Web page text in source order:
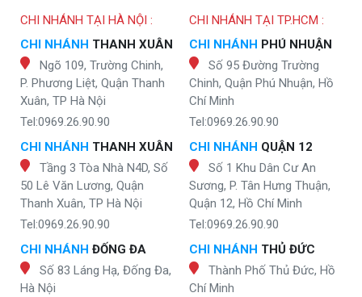
CHI NHÁNH TẠI HÀ NỘI :
CHI NHÁNH THANH XUÂN
Ngõ 109, Trường Chinh,
P. Phương Liệt, Quận Thanh
Xuân, TP Hà Nội
Tel:0969.26.90.90
CHI NHÁNH THANH XUÂN
Tầng 3 Tòa Nhà N4D, Số
50 Lê Văn Lương, Quận
Thanh Xuân, TP Hà Nội
Tel:0969.26.90.90
CHI NHÁNH ĐỐNG ĐA
Số 83 Láng Hạ, Đống Đa,
Hà Nội
CHI NHÁNH TẠI TP.HCM :
CHI NHÁNH PHÚ NHUẬN
Số 95 Đường Trường
Chinh, Quận Phú Nhuận, Hồ
Chí Minh
Tel:0969.26.90.90
CHI NHÁNH QUẬN 12
Số 1 Khu Dân Cư An
Sương, P. Tân Hưng Thuận,
Quận 12, Hồ Chí Minh
Tel:0969.26.90.90
CHI NHÁNH THỦ ĐỨC
Thành Phố Thủ Đức, Hồ
Chí Minh